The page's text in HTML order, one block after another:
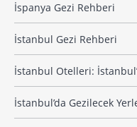
İspanya Gezi Rehberi
İstanbul Gezi Rehberi
İstanbul Otelleri:
İstanbul’da Gezilecek